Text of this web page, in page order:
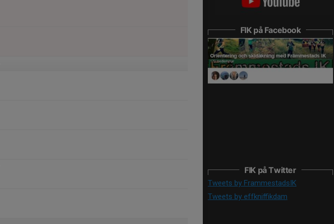
FIK på Facebook
FIK på Twitter
Tweets by FrammestadsIK
Tweets by effkniffikdam